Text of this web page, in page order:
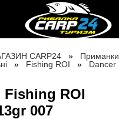
CARP24 Приманки
Fishing ROI Dancer
ROI
007